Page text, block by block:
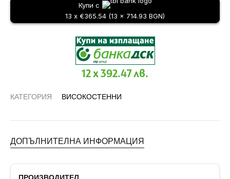
Купи с
13 x €365.54 (13 x 714.93 BGN)
12 x 392.47 лв.
КАТЕГОРИЯ ВИСОКОСТЕННИ
ДОПЪЛНИТЕЛНА ИНФОРМАЦИЯ